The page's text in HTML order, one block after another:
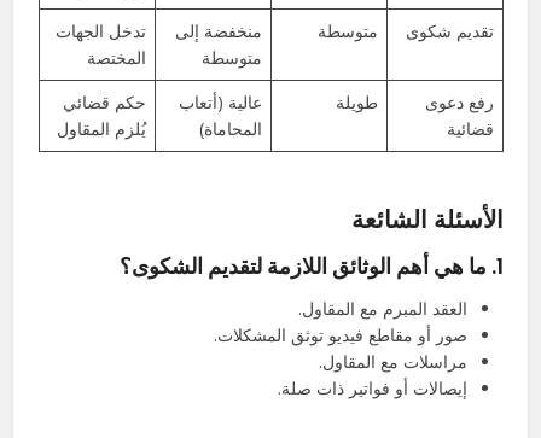
تقديم شكوى
متوسطة
منخفضة إلى
متوسطة
تدخل الجهات
المختصة
رفع دعوى
قضائية
طويلة
عالية (أتعاب
المحاماة)
حكم قضائي
يُلزم المقاول
الأسئلة الشائعة
1. ما هي أهم الوثائق اللازمة لتقديم الشكوى؟
العقد المبرم مع المقاول.
صور أو مقاطع فيديو توثق المشكلات.
مراسلات مع المقاول.
إيصالات أو فواتير ذات صلة.